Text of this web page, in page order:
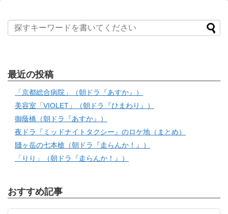
最近の投稿
「京都総合病院」（朝ドラ『あすか』）
美容室「VIOLET」（朝ドラ『ひまわり』）
御蔭橋（朝ドラ『あすか』）
夜ドラ『ミッドナイトタクシー』のロケ地（まとめ）
賤ヶ岳の七本槍（朝ドラ『走らんか！』）
「りり」（朝ドラ『走らんか！』）
おすすめ記事